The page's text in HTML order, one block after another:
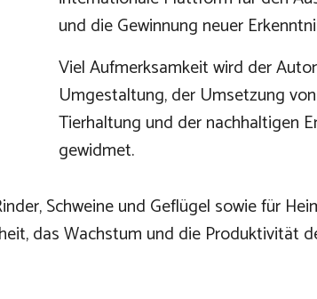
und die Gewinnung neuer
Viel Aufmerksamkeit wird der
Umgestaltung, der Umsetzung
Tierhaltung und der nachhaltigen
gewidmet.
Schweine und Geflügel sowie für
das Wachstum und die Produktivität